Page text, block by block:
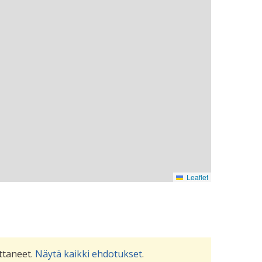
Leaflet
Näytä kaikki ehdotukset.